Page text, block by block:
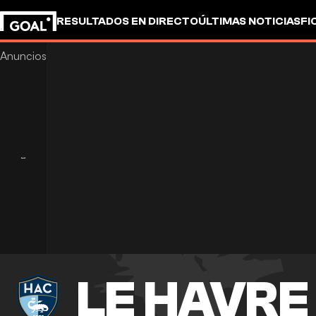
RESULTADOS EN DIRECTOÚLTIMAS NOTICIAS
LE HAVRE